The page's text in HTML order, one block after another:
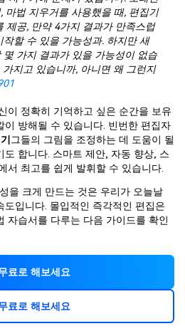
이메일
일 복구 솔루션
세히 보기
진, 문서 및 오디오 파일의 복
일
분실된 Outlook 이메일 복구 솔
로그인
마법 지우거를 사용했을 때, 편집기
제공, 만약 4가지 결과가 만족스럽
할 수 있을 가능성과. 하지만 새
가지 결과가 있을 가능성이 없습
지고 있습니까, 아니면 왜 그런지
이 정확히 기억하고 싶은 순간을 보유
방해될 수 있습니다. 빈번한 편집자
그들의 그림을 조정하는 데 도움이 될
도 합니다. 스마트 제안, 자동 향상, 스
서 최고를 쉽게 발휘할 수 있습니다.
을 크게 만드는 것은 우리가 오늘날
도입니다. 몰입적인 즉각적인 편집은
자습서를 다루는 다음 가이드를 확인
료로 해보세요
료로 해보세요